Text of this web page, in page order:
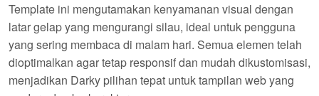
Template ini mengutamakan kenyamanan visual dengan
latar gelap yang mengurangi silau, ideal untuk pengguna
yang sering membaca di malam hari. Semua elemen telah
dioptimalkan agar tetap responsif dan mudah dikustomisasi,
menjadikan Darky pilihan tepat untuk tampilan web yang